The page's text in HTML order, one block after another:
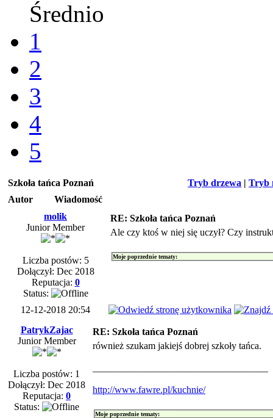
Średnio
1
2
3
4
5
Tryb drzewa | Tryb
Szkoła tańca Poznań
Autor
Wiadomość
molik
Junior Member
Liczba postów: 5
Dołączył: Dec 2018
Reputacja: 0
Status:
RE: Szkoła tańca Poznań
Ale czy ktoś w niej się uczył? Czy
Moje poprzednie tematy:
12-12-2018 20:54
PatrykZajac
Junior Member
Liczba postów: 1
Dołączył: Dec 2018
Reputacja: 0
Status:
RE: Szkoła tańca Poznań
również szukam jakiejś dobrej szkoły tańca.
http://www.fawre.pl/kuchnie/
Moje poprzednie tematy: